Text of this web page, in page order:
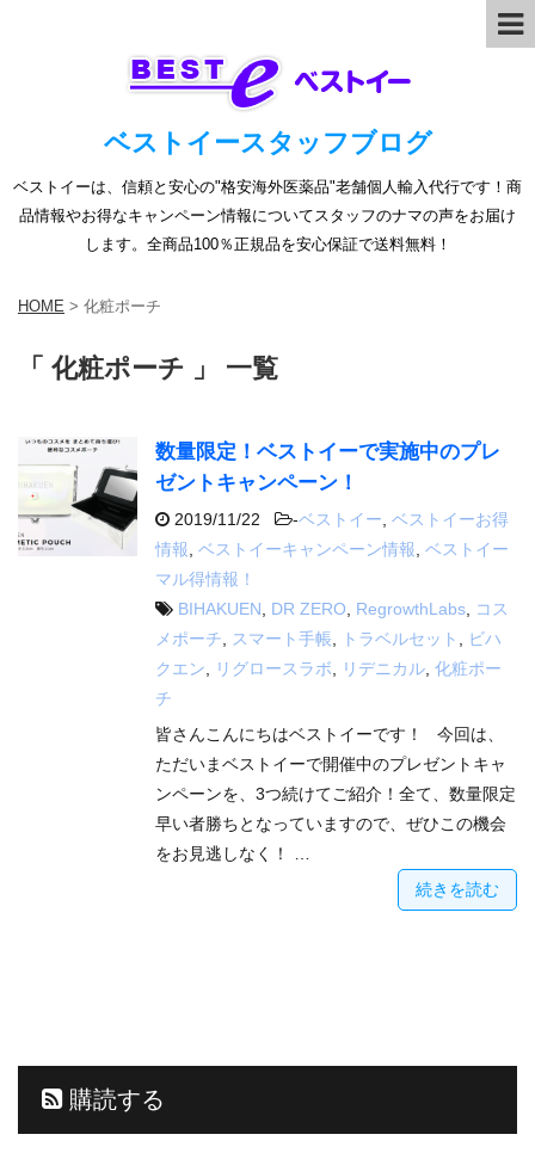
ベストイースタッフブログ
ベストイーは、信頼と安心の"格安海外医薬品"老舗個人輸入代行です！商
品情報やお得なキャンペーン情報についてスタッフのナマの声をお届け
します。全商品100％正規品を安心保証で送料無料！
HOME > 化粧ポーチ
「 化粧ポーチ 」 一覧
数量限定！ベストイーで実施中のプレ
ゼントキャンペーン！
2019/11/22 -ベストイー ベストイーお得
情報 ベストイーキャンペーン情報 ベストイー
マル得情報！
BIHAKUEN
DR ZERO RegrowthLabs
コス
メポーチ
スマート手帳 トラベルセット
ビハ
クエン
リグロースラボ リデニカル 化粧ポー
チ
皆さんこんにちはベストイーです！ 今回は、
ただいまベストイーで開催中のプレゼントキャ
ンペーンを、3つ続けてご紹介！全て、数量限定
早い者勝ちとなっていますので、ぜひこの機会
をお見逃しなく！ …
続きを読む
購読する